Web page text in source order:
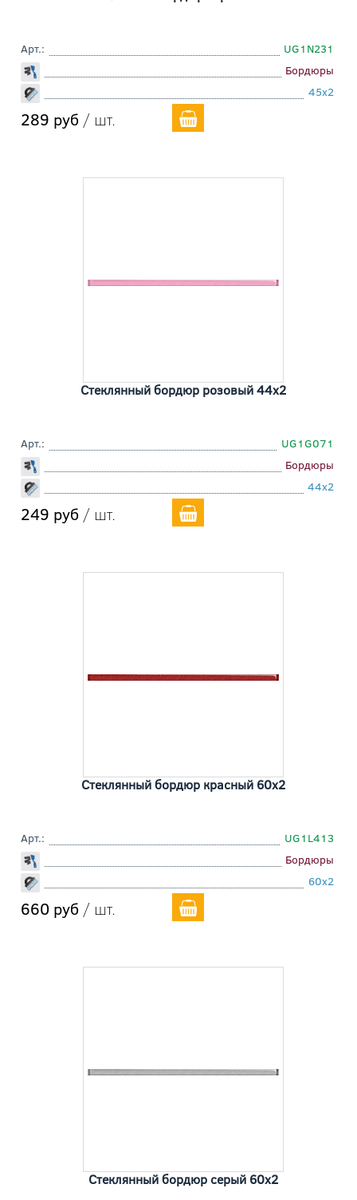
Арт.:
UG1N231
Бордюры
45x2
289 руб / шт.
Стеклянный бордюр розовый 44x2
Арт.:
UG1G071
Бордюры
44x2
249 руб / шт.
Стеклянный бордюр красный 60x2
Арт.:
UG1L413
Бордюры
60x2
660 руб / шт.
Стеклянный бордюр серый 60x2